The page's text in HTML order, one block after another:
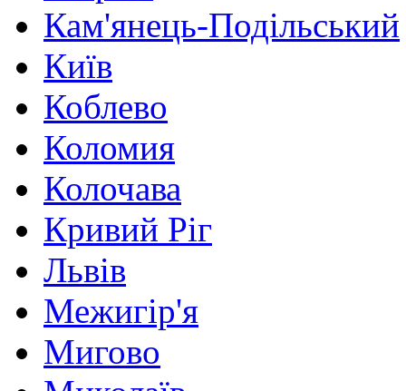
Кам'янець-Подільський
Київ
Коблево
Коломия
Колочава
Кривий Ріг
Львів
Межигір'я
Мигово